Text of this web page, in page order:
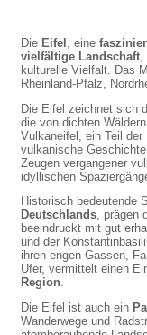
Die Eifel , eine
vielfältige Landschaft
kulturelle Vielfalt. Das
Rheinland-Pfalz,
Die Eifel zeichnet sich
die von dichten
Vulkaneifel, ein Teil
vulkanische
Zeugen vergangener
idyllischen
Historisch bedeutende
Deutschlands, prägen
beeindruckt mit gut
und der
ihren engen Gassen,
Ufer, vermittelt einen
Region.
Die Eifel ist auch ein
Wanderwege und